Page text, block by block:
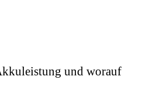
und worauf